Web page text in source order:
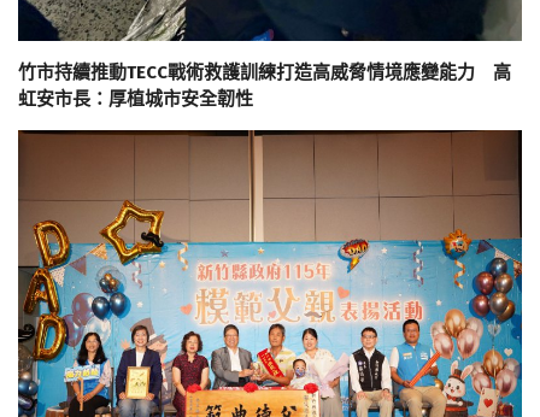
竹市持續推動TECC戰術救護訓練打造高威脅情境應變能力 高
虹安市長：厚植城市安全韌性